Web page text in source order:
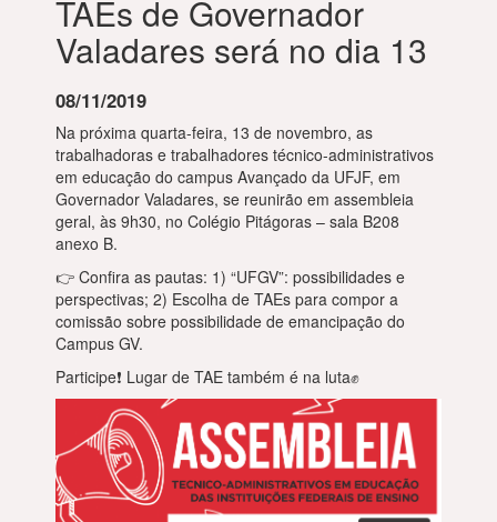
TAEs de Governador
Valadares será no dia 13
08/11/2019
Na próxima quarta-feira, 13 de novembro, as
trabalhadoras e trabalhadores técnico-administrativos
em educação do campus Avançado da UFJF, em
Governador Valadares, se reunirão em assembleia
geral, às 9h30, no Colégio Pitágoras – sala B208
anexo B.
👉 Confira as pautas: 1) “UFGV”: possibilidades e
perspectivas; 2) Escolha de TAEs para compor a
comissão sobre possibilidade de emancipação do
Campus GV.
Participe❗ Lugar de TAE também é na luta✊